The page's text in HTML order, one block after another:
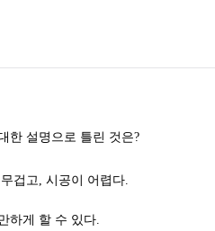
한 설명으로 틀린 것은?
겁고, 시공이 어렵다.
하게 할 수 있다.